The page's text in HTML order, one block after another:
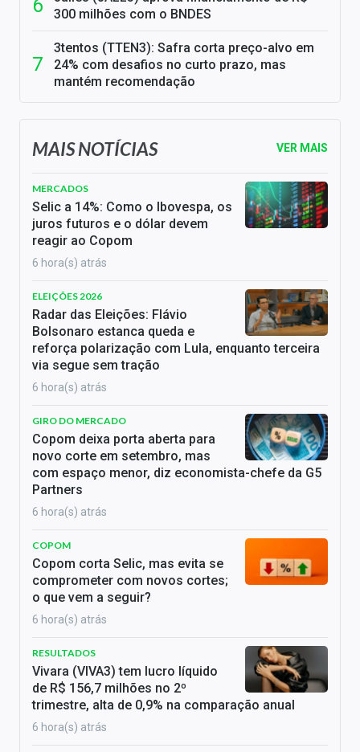
300 milhões com o BNDES
3tentos (TTEN3): Safra corta preço-alvo em
24% com desafios no curto prazo, mas
mantém recomendação
MAIS NOTÍCIAS VER MAIS
MERCADOS
Selic a 14%: Como o Ibovespa, os
juros futuros e o dólar devem
reagir ao Copom
6 hora(s) atrás
ELEIÇÕES 2026
Radar das Eleições: Flávio
Bolsonaro estanca queda e
reforça polarização com Lula, enquanto terceira
via segue sem tração
6 hora(s) atrás
GIRO DO MERCADO
Copom deixa porta aberta para
novo corte em setembro, mas
com espaço menor, diz economista-chefe da G5
Partners
6 hora(s) atrás
COPOM
Copom corta Selic, mas evita se
comprometer com novos cortes;
o que vem a seguir?
6 hora(s) atrás
RESULTADOS
Vivara (VIVA3) tem lucro líquido
de R$ 156,7 milhões no 2º
trimestre, alta de 0,9% na comparação anual
6 hora(s) atrás